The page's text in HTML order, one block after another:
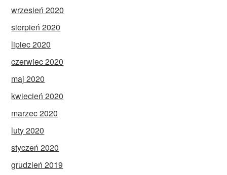
wrzesień 2020
sierpień 2020
lipiec 2020
czerwiec 2020
maj 2020
kwiecień 2020
marzec 2020
luty 2020
styczeń 2020
grudzień 2019